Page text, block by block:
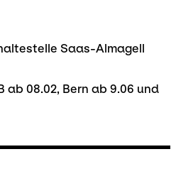
Saas-Almagell
ab 08.02, Bern ab 9.06 und